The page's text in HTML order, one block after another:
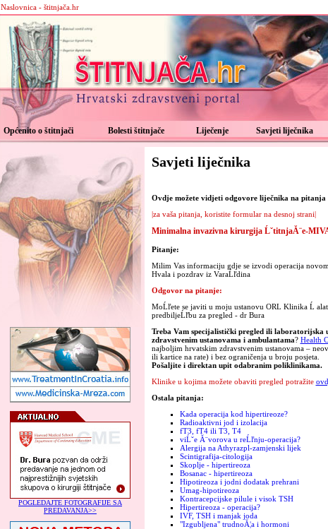
Naslovnica - štitnjača.hr
Općenito o štitnjači Bolesti štitnjače Liječenje Savjeti liječnika
POGLEDAJTE FOTOGRAFIJE SA
PREDAVANJA>>
Savjeti liječnika
Ovdje možete vidjeti odgovore liječnika na
|za vaša pitanja, koristite formular na desnoj strani|
Minimalna invazivna kirurgija ĹˇtitnjaĂ¨e-
Pitanje:
Milim Vas informaciju gdje se izvodi operacija
Hvala i pozdrav iz VaraĹľdina
Odgovor na pitanje:
MoĹľete se javiti u moju ustanovu ORL Klinika Ĺ
predbiljeĹľbu za pregled - dr Bura
Treba Vam specijalistički pregled ili laboratorijska
zdravstvenim ustanovama i ambulantama? Health
najboljim hrvatskim zdravstvenim ustanovama –
ili kartice na rate) i bez ograničenja u broju posjeta.
Pošaljite i direktan upit odabranim poliklinikama.
Klinike u kojima možete obaviti pregled potražite
Ostala pitanja:
Kada operacija kod hipertireoze?
Radioaktivni jod i izolacija
fT3, fT4 ili T3, T4
viĹˇe Ă¨vorova u reĹľnju-operacija?
Alergija na Athyrazpl-zamjenski lijek
Scintigrafija-citologija
Skoplje - hipertireoza
Bosanac - hipertireoza
Hipotireoza i jodni dodatak prehrani
Umag-hipotireoza
Kontracepcijske pilule i visok TSH
Hipertireoza - operacija?
IVF, TSH i manjak joda
"Izgubljena" trudnoĂ¦a i hormoni